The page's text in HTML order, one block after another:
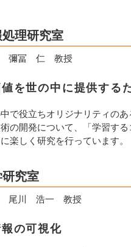
理研究室
彌冨 仁 教授
を世の中に提供する
で役立ちオリジナリティの
の開発について、「学習す
楽しく研究を行っています。
究室
尾川 浩一 教授
の可視化